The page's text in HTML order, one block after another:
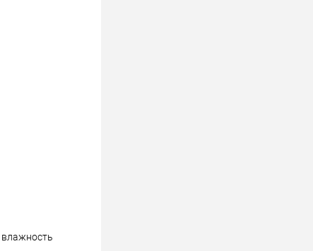
влажность